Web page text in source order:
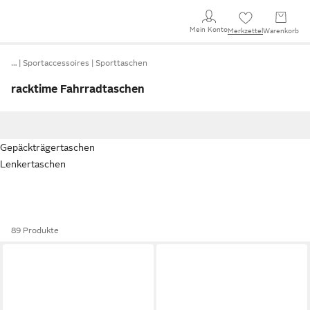
Mein KontoMerkzettel Warenkorb
… Sportaccessoires Sporttaschen
racktime Fahrradtaschen
Gepäckträgertaschen
Lenkertaschen
89 Produkte